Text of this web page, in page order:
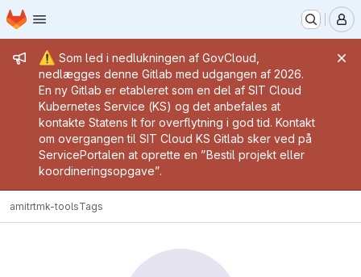
Skip to main content
Homepage
Admin message
⚠️ Som led i nedlukningen af GovCloud,
nedlægges denne Gitlab med udgangen af 2026.
En ny Gitlab er etableret som en del af SIT Cloud
Kubernetes Service (KS) og det anbefales at
kontakte Statens It for overflytning i god tid. Kontakt
om overgangen til SIT Cloud KS Gitlab sker ved på
ServicePortalen at oprette en ”Bestil projekt eller
koordineringsopgave”.
amitrtmk-toolsTags